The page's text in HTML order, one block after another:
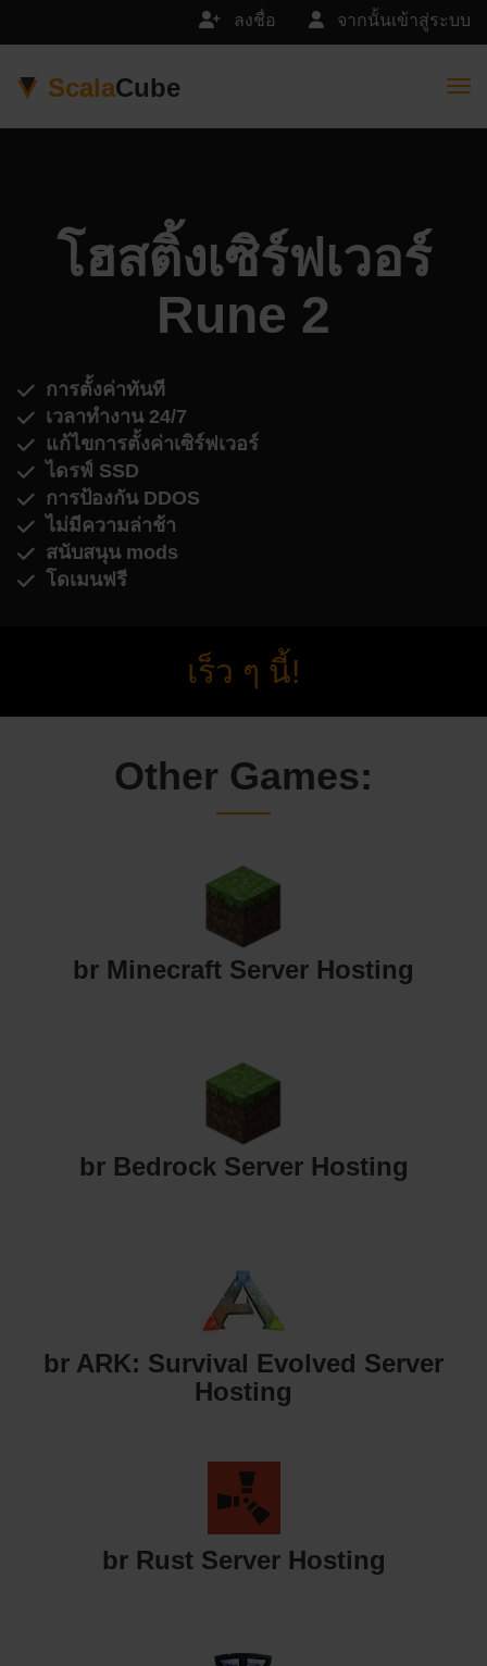
จากนั้นเข้าสู่ระบบ
ลงชื่อ
ScalaCube
โฮสติ้งเซิร์ฟเวอร์
Rune 2
การตั้งค่าทันที
เวลาทำงาน 24/7
แก้ไขการตั้งค่าเซิร์ฟเวอร์
ไดรฟ์ SSD
การป้องกัน DDOS
ไม่มีความล่าช้า
สนับสนุน mods
โดเมนฟรี
เร็ว ๆ นี้!
Other Games:
br Minecraft Server Hosting
br Bedrock Server Hosting
br ARK: Survival Evolved Server
Hosting
br Rust Server Hosting